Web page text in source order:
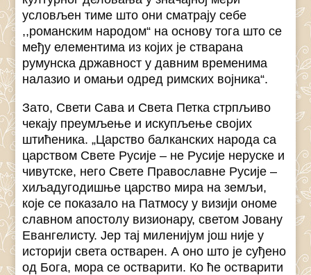
условљен тиме што они сматрају себе
,,романским народом“ на основу тога што се
међу елементима из којих је стварана
румунска државност у давним временима
налазио и омањи одред римских војника“.
Зато, Свети Сава и Света Петка стрпљиво
чекају преумљење и искупљење својих
штићеника. „Царство балканских народа са
царством Свете Русије – не Русије неруске и
чивутске, него Свете Православне Русије –
хиљадугодишње царство мира на земљи,
које се показало на Патмосу у визији ономе
славном апостолу визионару, светом Јовану
Евангелисту. Јер тај миленијум још није у
историји света остварен. А оно што је суђено
од Бога, мора се остварити. Ко ће остварити